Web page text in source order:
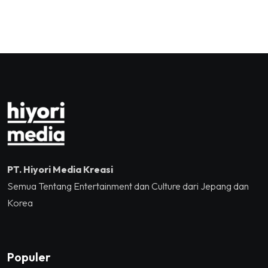
Jakarta, Mataloka Live,
PT. Hiyori Media Kreasi
Semua Tentang Entertainment dan Culture dari Jepang dan
Korea
Populer